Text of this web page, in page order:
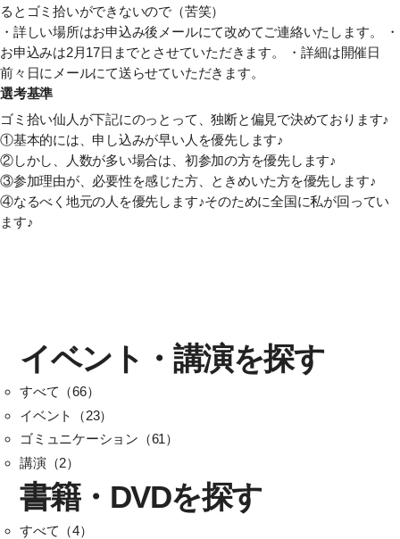
るとゴミ拾いができないので（苦笑）
・詳しい場所はお申込み後メールにて改めてご連絡いたします。
・
お申込みは2月17日までとさせていただきます。
・詳細は開催日
前々日にメールにて送らせていただきます。
選考基準
ゴミ拾い仙人が下記にのっとって、独断と偏見で決めております♪
①基本的には、申し込みが早い人を優先します♪
②しかし、人数が多い場合は、初参加の方を優先します♪
③参加理由が、必要性を感じた方、ときめいた方を優先します♪
④なるべく地元の人を優先します♪そのために全国に私が回ってい
ます♪
イベント・講演を探す
すべて（66）
イベント（23）
ゴミュニケーション（61）
講演（2）
書籍・DVDを探す
すべて（4）